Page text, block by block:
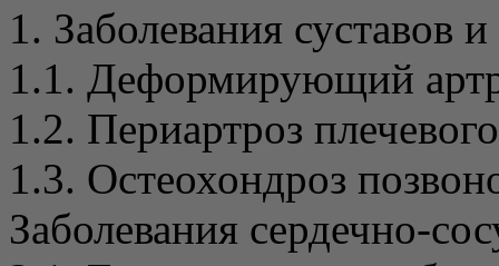
1. Заболевания суставов
1.1. Деформирующий
1.2. Периартроз
1.3. Остеохондроз
Заболевания сердечно-